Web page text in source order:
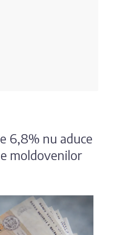
6,8% nu aduce
moldovenilor